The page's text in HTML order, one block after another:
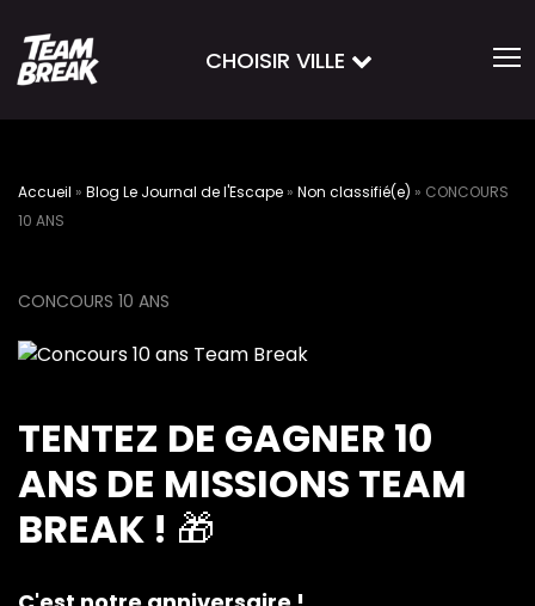
CHOISIR VILLE
Accueil » Blog Le Journal de l'Escape » Non classifié(e) » CONCOURS
10 ANS
CONCOURS 10 ANS
TENTEZ DE GAGNER 10
ANS DE MISSIONS TEAM
BREAK ! 🎁